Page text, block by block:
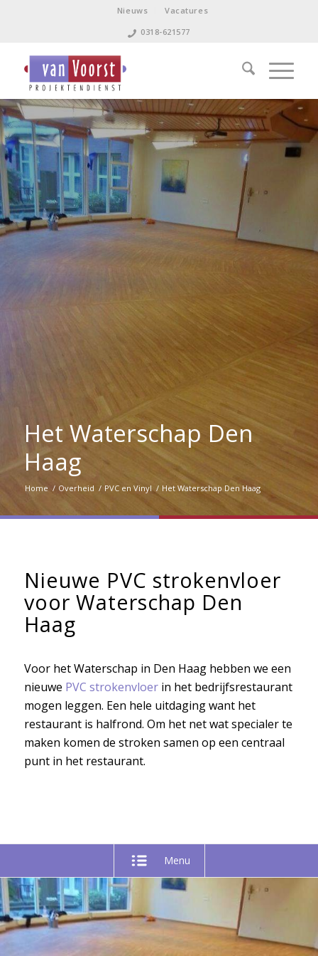
Nieuws
Vacatures
0318-621577
Het Waterschap Den
Haag
Home / Overheid / PVC en Vinyl / Het Waterschap Den Haag
Nieuwe PVC strokenvloer
voor Waterschap Den
Haag
Voor het Waterschap in Den Haag hebben we een
nieuwe PVC strokenvloerin het bedrijfsrestaurant
mogen leggen. Een hele uitdaging want het
restaurant is halfrond. Om het net wat specialer te
maken komen de stroken samen op een centraal
punt in het restaurant.
Menu